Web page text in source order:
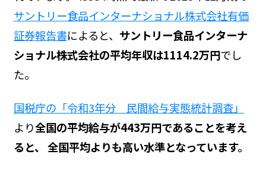
サントリー食品インターナショナル株式会社有価
証券報告書によると、 サントリー食品インターナ
ショナル株式会社の平均年収は1114.2万円でし
た。
国税庁の「令和3年分 民間給与実態統計調査」
より全国の平均給与が443万円であることを考え
ると、 全国平均よりも高い水準となっています。